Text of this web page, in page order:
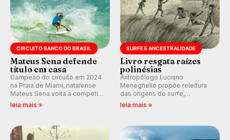
CIRCUITO BANCO DO BRASIL
Mateus Sena defende
título em casa
Campeão do circuito em 2024
na Praia de Miami, natalense
Mateus Sena volta a competir
em casa em busca de manter a
leia mais »
SURFE E ANCESTRALIDADE
Livro resgata raízes
polinésias
Antropólogo Luciano
Meneghello propõe releitura
das origens do surfe,
resgatando a cultura polinésia
prática em esporte e indústria.
leia mais »